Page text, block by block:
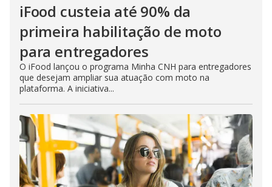
iFood custeia até 90% da
primeira habilitação de moto
para entregadores
O iFood lançou o programa Minha CNH para entregadores
que desejam ampliar sua atuação com moto na
plataforma. A iniciativa...